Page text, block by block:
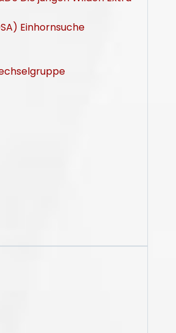
Einhornsuche